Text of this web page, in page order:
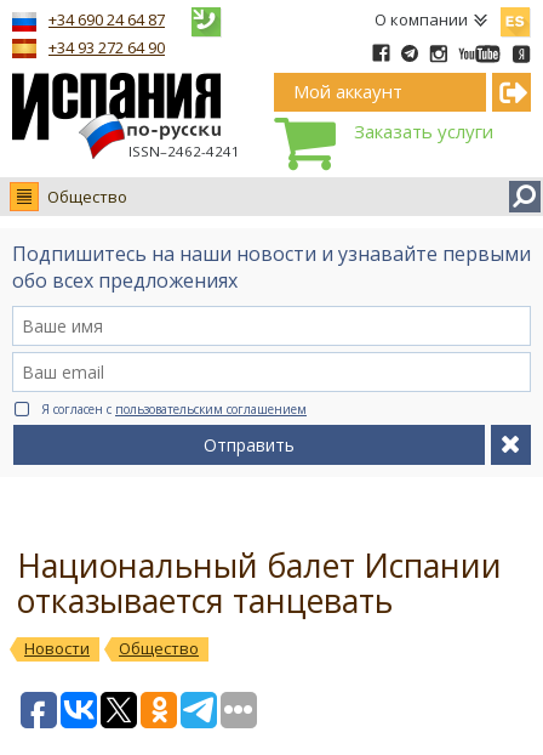
О компании
ISSN–2462-4241
+34 690 24 64 87
+34 93 272 64 90
Мой аккаунт
Заказать услуги
Общество
Новости
Интервью
Видео Ruso.TV
BCN life
Сервис на немецком
Подпишитесь на наши новости и узнавайте первыми
обо всех предложениях
Я согласен с пользовательским соглашением
Отправить
Национальный балет Испании
отказывается танцевать
Новости Общество